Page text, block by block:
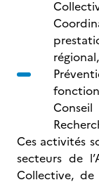
Ces activités
secteurs de
Collective,